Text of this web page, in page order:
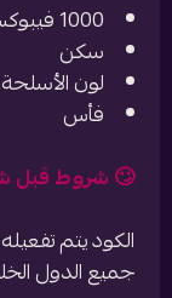
1000 فيبوكس.
سكن
لون
فأس
🙄 شروط قبل
الكود يتم
جميع الدول